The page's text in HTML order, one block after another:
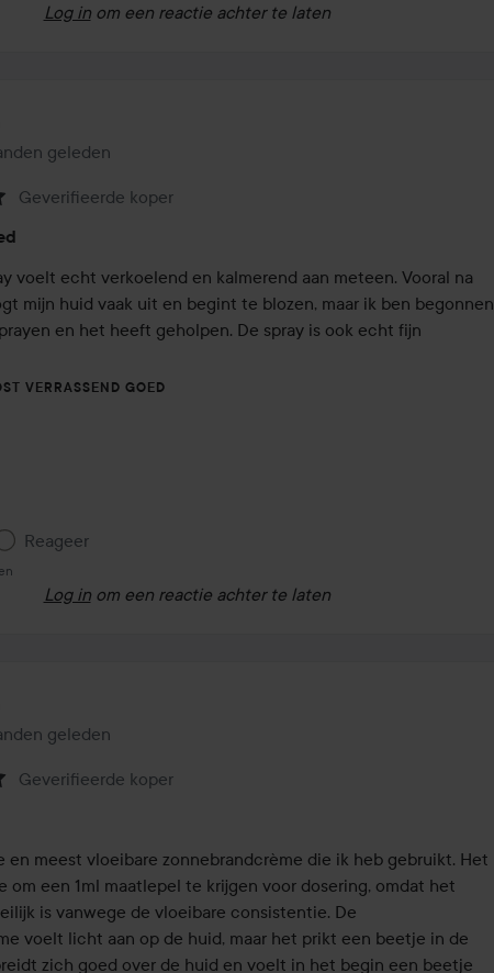
Log in om een reactie achter te laten
geleden
is gemaakt 11 maanden geleden
Geverifieerde koper
voelt echt verkoelend en kalmerend aan meteen. Vooral na
mijn huid vaak uit en begint te blozen, maar ik ben begonnen
en het heeft geholpen. De spray is ook echt fijn
VERRASSEND GOED
Reageer
Log in om een reactie achter te laten
geleden
is gemaakt 11 maanden geleden
Geverifieerde koper
en meest vloeibare zonnebrandcrème die ik heb gebruikt. Het
om een 1ml maatlepel te krijgen voor dosering, omdat het
is vanwege de vloeibare consistentie. De
voelt licht aan op de huid, maar het prikt een beetje in de
zich goed over de huid en voelt in het begin een beetje